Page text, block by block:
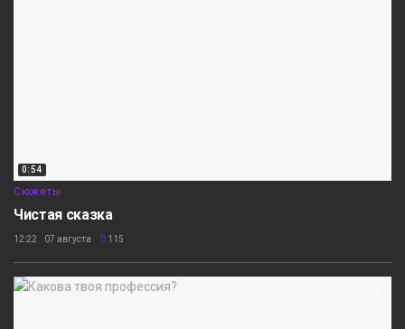
0:54
Сюжеты
Чистая сказка
12:22 07 августа 115